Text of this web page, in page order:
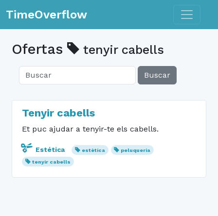
TimeOverflow Toggle
Ofertas tenyir cabells
Buscar
Tenyir cabells
Et puc ajudar a tenyir-te els cabells.
Estética estètica
peluqueria
tenyir cabells